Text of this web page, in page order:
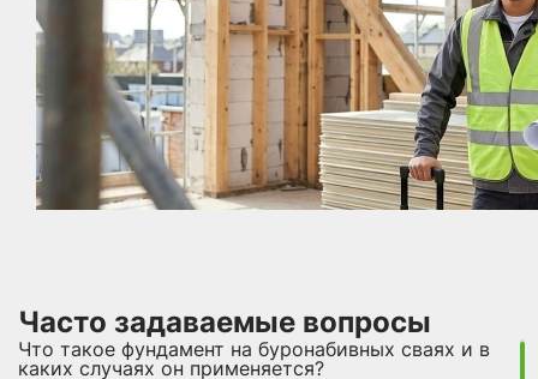
Часто задаваемые вопросы
Что такое фундамент на буронабивных сваях и в
каких случаях он применяется?